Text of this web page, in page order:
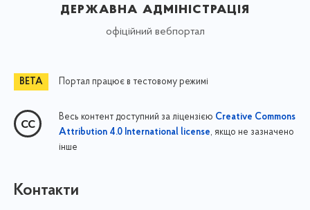
державна адміністрація
офіційний вебпортал
Портал працює в тестовому режимі
Весь контент доступний за ліцензією Creative Commons
Attribution 4.0 International license, якщо не зазначено
інше
Контакти